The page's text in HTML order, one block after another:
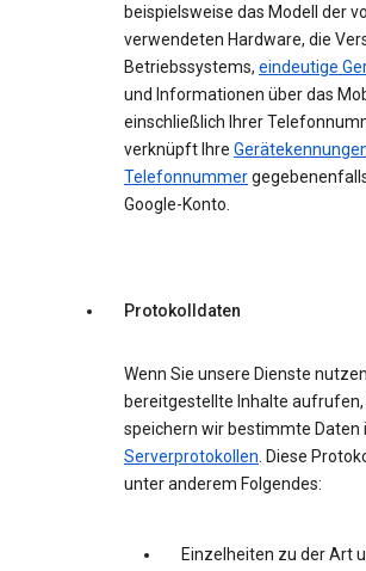
beispielsweise das Modell der
verwendeten Hardware, die
Betriebssystems, eindeutige
und Informationen über das
einschließlich Ihrer
verknüpft Ihre
Telefonnummer
Google-Konto.
Protokolldaten
Wenn Sie unsere Dienste
bereitgestellte Inhalte
speichern wir bestimmte Daten
Serverprotokollen. Diese
unter anderem Folgendes:
Einzelheiten zu der Art